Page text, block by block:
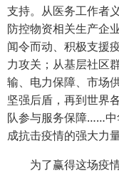
支持。从医务工作者
防控物资相关生产企
闻令而动、积极支援
力攻关；从基层社区
输、电力保障、市场
坚强后盾，再到世界
队参与服务保障……中
成抗击疫情的强大力量
为了赢得这场疫